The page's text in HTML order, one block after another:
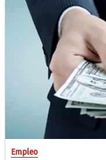
Empleo